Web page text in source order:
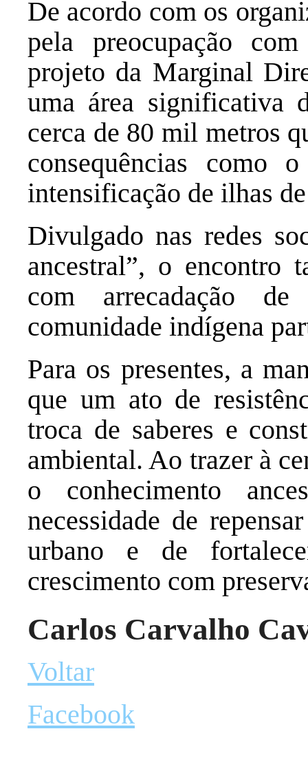
De acordo com os
pela preocupação
projeto da Marginal
uma área significativa
cerca de 80 mil metros
consequências como
intensificação de ilhas
Divulgado nas redes
ancestral”, o encontro
com arrecadação de
comunidade indígena
Para os presentes, a
que um ato de
troca de saberes e
ambiental. Ao trazer à
o conhecimento
necessidade de
urbano e de
crescimento com
Carlos Carvalho
Voltar
Facebook